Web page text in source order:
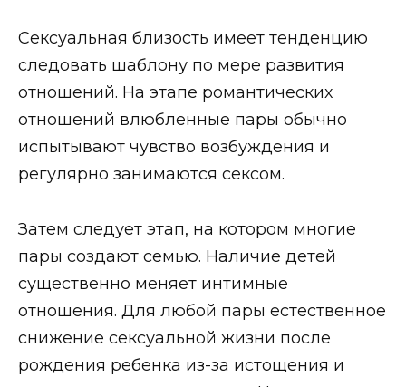
Сексуальная близость имеет тенденцию
следовать шаблону по мере развития
отношений. На этапе романтических
отношений влюбленные пары обычно
испытывают чувство возбуждения и
регулярно занимаются сексом.
Затем следует этап, на котором многие
пары создают семью. Наличие детей
существенно меняет интимные
отношения. Для любой пары естественное
снижение сексуальной жизни после
рождения ребенка из-за истощения и